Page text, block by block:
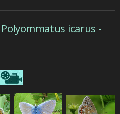
Polyommatus icarus -